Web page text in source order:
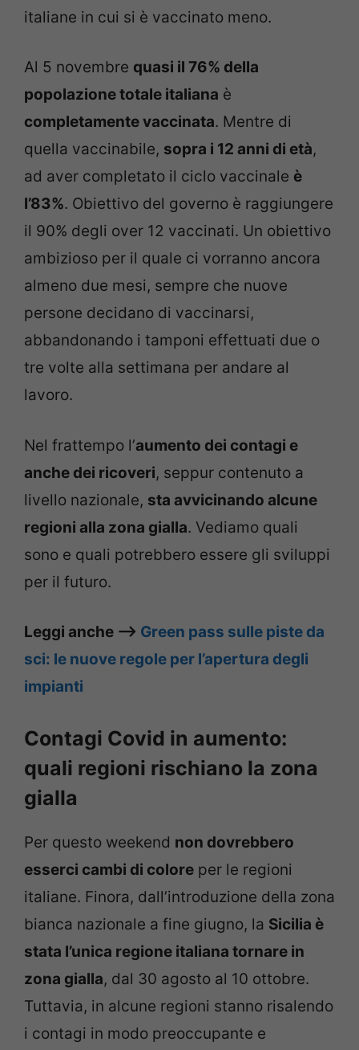
italiane in cui si è vaccinato meno.
Al 5 novembre quasi il 76% della
popolazione totale italiana è
completamente vaccinata. Mentre di
quella vaccinabile, sopra i 12 anni di età,
ad aver completato il ciclo vaccinale è
l’83%. Obiettivo del governo è raggiungere
il 90% degli over 12 vaccinati. Un obiettivo
ambizioso per il quale ci vorranno ancora
almeno due mesi, sempre che nuove
persone decidano di vaccinarsi,
abbandonando i tamponi effettuati due o
tre volte alla settimana per andare al
lavoro.
Nel frattempo l’aumento dei contagi e
anche dei ricoveri, seppur contenuto a
livello nazionale, sta avvicinando alcune
regioni alla zona gialla. Vediamo quali
sono e quali potrebbero essere gli sviluppi
per il futuro.
Leggi anche –> Green pass sulle piste da
sci: le nuove regole per l’apertura degli
impianti
Contagi Covid in aumento:
quali regioni rischiano la zona
gialla
Per questo weekend non dovrebbero
esserci cambi di colore per le regioni
italiane. Finora, dall’introduzione della zona
bianca nazionale a fine giugno, la Sicilia è
stata l’unica regione italiana tornare in
zona gialla, dal 30 agosto al 10 ottobre.
Tuttavia, in alcune regioni stanno risalendo
i contagi in modo preoccupante e